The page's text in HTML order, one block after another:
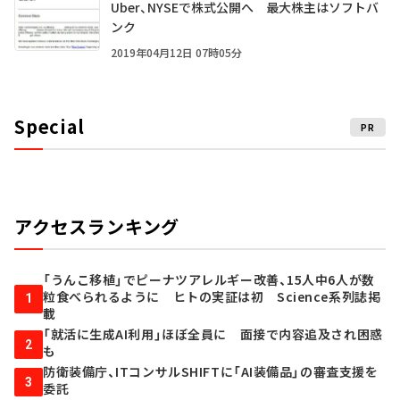
Uber、NYSEで株式公開へ 最大株主はソフトバ
ンク
2019年04月12日 07時05分
Special PR
アクセスランキング
1
「うんこ移植」でピーナツアレルギー改善、15人中6人が数
粒食べられるように ヒトの実証は初 Science系列誌掲
載
2
「就活に生成AI利用」ほぼ全員に 面接で内容追及され困惑
も
3
防衛装備庁、ITコンサルSHIFTに「AI装備品」の審査支援を
委託